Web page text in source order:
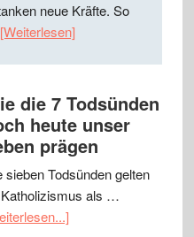
neue Kräfte. So
[Weiterlesen]
die 7 Todsünden
heute unser
prägen
sieben Todsünden gelten
als …